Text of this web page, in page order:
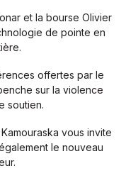
Culture
et la bourse Olivier
de pointe en
offertes par le
sur la violence
soutien.
vous invite
le nouveau